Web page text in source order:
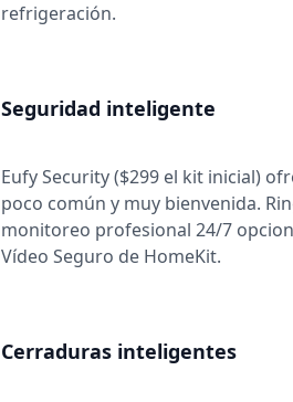
refrigeración.
Seguridad inteligente
Eufy Security ($299 el kit inicial)
poco común y muy bienvenida.
monitoreo profesional 24/7
Vídeo Seguro de HomeKit.
Cerraduras inteligentes